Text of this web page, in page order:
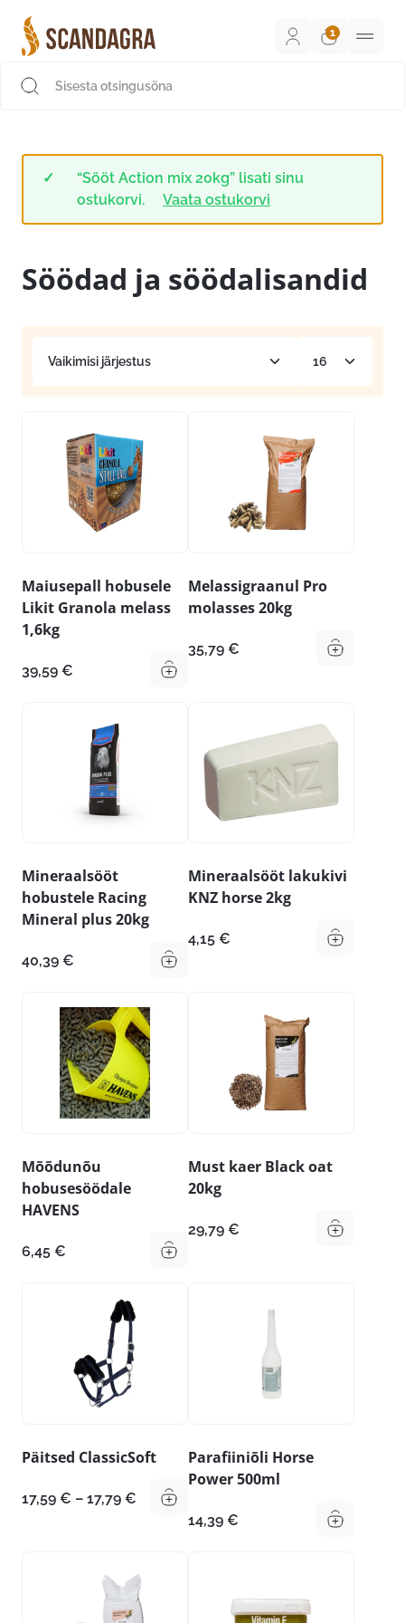
sisu
juurde
“Sööt Action mix 20kg” lisati sinu
ostukorvi.
Vaata ostukorvi
Söödad ja söödalisandid
Maiusepall hobusele
Likit Granola melass
1,6kg
39,59 €
Melassigraanul Pro
molasses 20kg
35,79 €
Mineraalsööt
hobustele Racing
Mineral plus 20kg
40,39 €
Mineraalsööt lakukivi
KNZ horse 2kg
4,15 €
Mõõdunõu
hobusesöödale
HAVENS
6,45 €
Must kaer Black oat
20kg
29,79 €
Päitsed ClassicSoft
17,59 € – 17,79 € Hinnavahemik:
Parafiiniõli Horse
Power 500ml
14,39 €